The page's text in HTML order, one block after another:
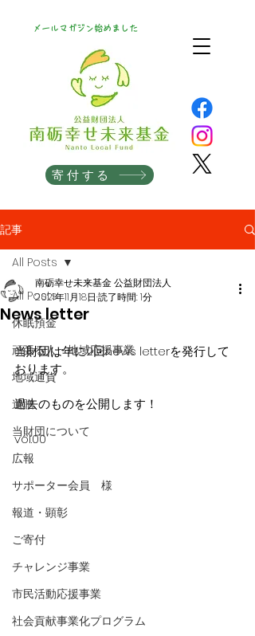
寄付する
メールマガジン始めました
記事
All Posts
休眠預金
頑張る人・地域応援事業
地域通貨
遺贈
当財団について
広報
サポーター会員 様
報道・顕彰
ご寄付
チャレンジ事業
市民活動応援事業
社会貢献事業化プログラム
All Posts
News letter
南砺幸せ未来基金 公益財団法人
2021年11月18日 読了時間: 1分
当財団は年に2回news letterを発行して
おります。
過去のものを公開します！
vol.00